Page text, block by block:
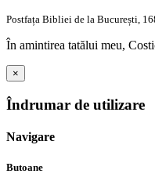
Postfața Bibliei de la București,
În amintirea tatălui meu,
×
Îndrumar de utilizare
Navigare
Butoane